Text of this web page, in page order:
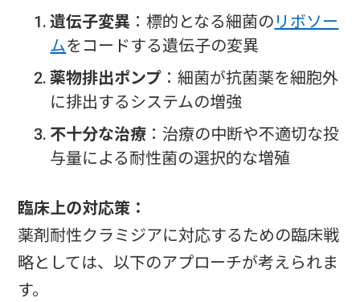
遺伝子変異 ：標的となる細菌のリボソー
ムをコードする遺伝子の変異
薬物排出ポンプ ：細菌が抗菌薬を細胞外
に排出するシステムの増強
不十分な治療 ：治療の中断や不適切な投
与量による耐性菌の選択的な増殖
臨床上の対応策：
薬剤耐性クラミジアに対応するための臨床戦
略としては、以下のアプローチが考えられま
す。